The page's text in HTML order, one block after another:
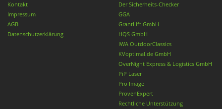
Kontakt
Impressum
AGB
Datenschutzerklärung
Der Sicherheits-Checker
GGA
GrantLift GmbH
HQS GmbH
IWA OutdoorClassics
KVoptimal.de GmbH
OverNight Express & Logistics GmbH
PiP Laser
Pro Image
ProvenExpert
Rechtliche Unterstützung